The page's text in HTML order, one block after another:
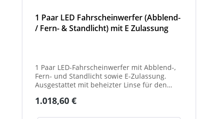
1 Paar LED Fahrscheinwerfer (Abblend-
/ Fern- & Standlicht) mit E Zulassung
1 Paar LED-Fahrscheinwerfer mit Abblend-,
Fern- und Standlicht sowie E-Zulassung.
Ausgestattet mit beheizter Linse für den
Witterungsbedingungen. Ideal zur sicheren
Regulärer Preis:
1.018,60 €